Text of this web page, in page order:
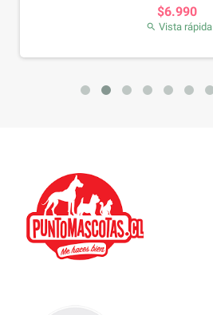
$6.990
 Vista rápida